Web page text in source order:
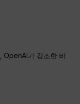
, OpenAI가 강조한 바